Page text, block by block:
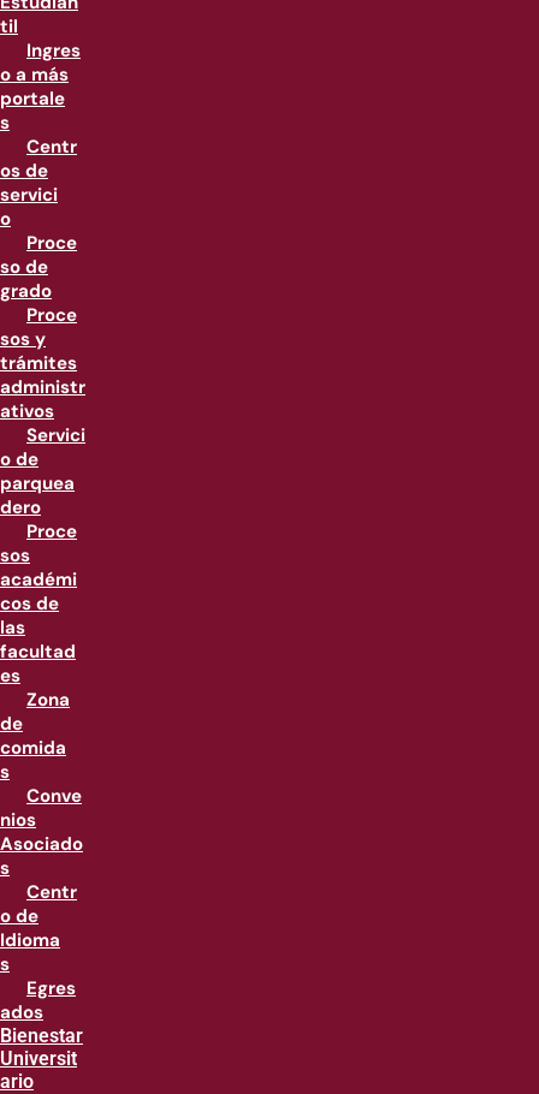
til
Ingres
o a más
portale
s
Centr
os de
servici
o
Proce
so de
grado
Proce
sos y
trámites
administr
ativos
Servici
o de
parquea
dero
Proce
sos
académi
cos de
las
facultad
es
Zona
de
comida
s
Conve
nios
Asociado
s
Centr
o de
Idioma
s
Egres
ados
Bienestar
Universit
ario